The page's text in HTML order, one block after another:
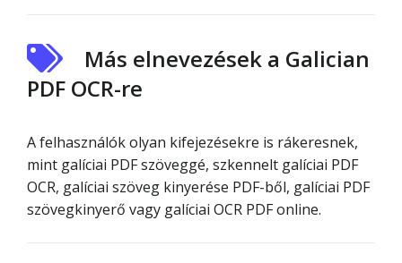
Más elnevezések a Galician
PDF OCR-re
A felhasználók olyan kifejezésekre is rákeresnek,
mint galíciai PDF szöveggé, szkennelt galíciai PDF
OCR, galíciai szöveg kinyerése PDF-ből, galíciai PDF
szövegkinyerő vagy galíciai OCR PDF online.